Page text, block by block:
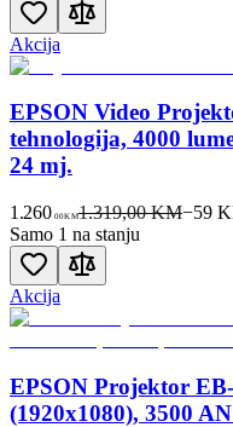
Akcija
EPSON Video
tehnologija, 4000
24 mj.
1.260 00KM1.319,00 KM−59
Samo 1 na stanju
Akcija
EPSON Projektor
(1920x1080), 3500